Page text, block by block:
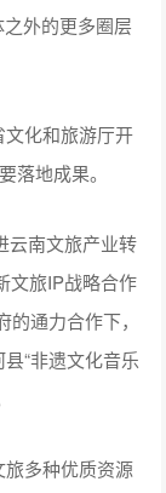
化和旅游厅开
南文旅产业转
的通力合作下，
“非遗文化音乐
多种优质资源
列“云南新文旅